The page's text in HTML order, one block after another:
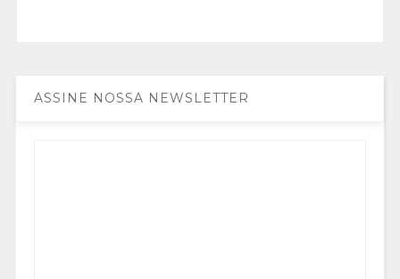
ASSINE NOSSA NEWSLETTER